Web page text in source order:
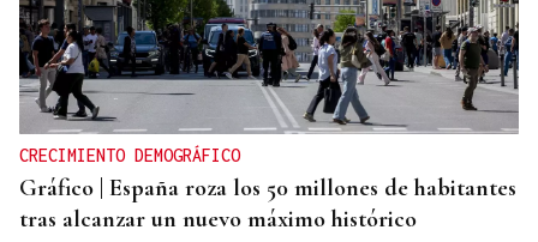
PODCAST Y VÍDEO
El primer café | Jueves, 6 de agosto
CRECIMIENTO DEMOGRÁFICO
Gráfico | España roza los 50 millones de habitantes
tras alcanzar un nuevo máximo histórico